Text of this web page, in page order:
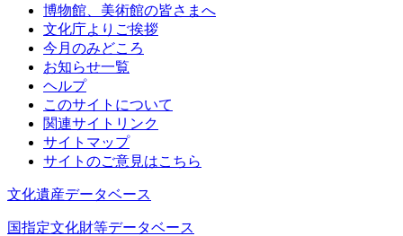
博物館、美術館の皆さまへ
文化庁よりご挨拶
今月のみどころ
お知らせ一覧
ヘルプ
このサイトについて
関連サイトリンク
サイトマップ
サイトのご意見はこちら
文化遺産データベース
国指定文化財等データベース